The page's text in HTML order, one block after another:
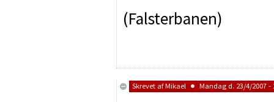
(Falsterbanen)
Skrevet afMikael Mandag d. 23/4/2007 -